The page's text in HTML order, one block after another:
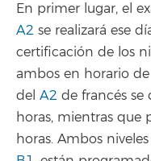
En primer lugar, el
A2 se realizará ese
certificación de los
ambos en horario
del A2 de francés
horas, mientras que
horas. Ambos